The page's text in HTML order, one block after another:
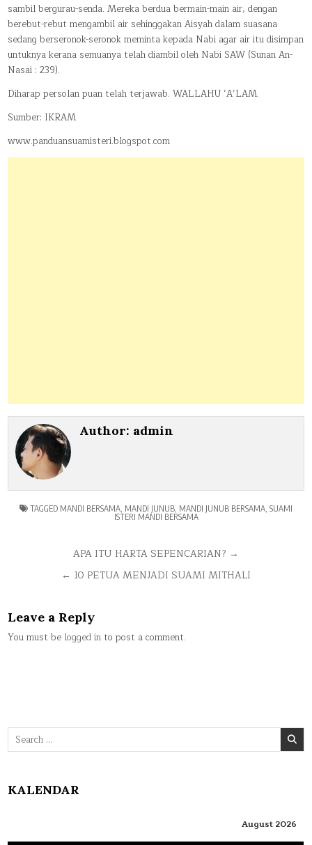
sambil bergurau-senda. Mereka berdua bermain-main air, dengan
berebut-rebut mengambil air sehinggakan Aisyah dalam suasana
sedang berseronok-seronok meminta kepada Nabi agar air itu disimpan
untuknya kerana semuanya telah diambil oleh Nabi SAW (Sunan An-
Nasai : 239).
Diharap persolan puan telah terjawab. WALLAHU ‘A’LAM.
Sumber: IKRAM
www.panduansuamisteri.blogspot.com
Author: admin
TAGGED MANDI BERSAMA, MANDI JUNUB, MANDI JUNUB BERSAMA, SUAMI
ISTERI MANDI BERSAMA
navigation
APA ITU HARTA SEPENCARIAN? →
← 10 PETUA MENJADI SUAMI MITHALI
Leave a Reply
You must be logged in to post a comment.
Search
for:
KALENDAR
August 2026